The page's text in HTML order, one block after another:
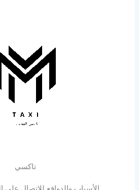
تاكسي